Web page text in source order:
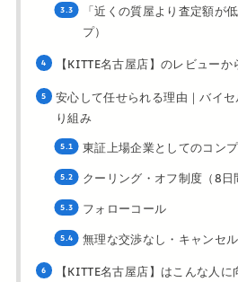
「近くの質屋より査定額が
プ）
【KITTE名古屋店】のレビューか
安心して任せられる理由｜バイ
り組み
東証上場企業としてのコン
クーリング・オフ制度（8日
フォローコール
無理な交渉なし・キャンセ
【KITTE名古屋店】はこんな人